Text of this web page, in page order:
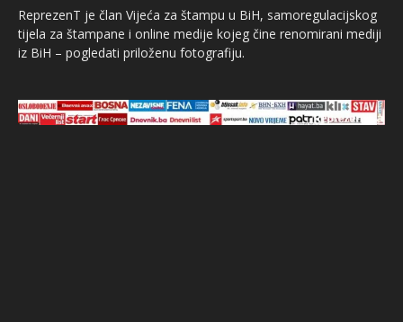
ReprezenT je član Vijeća za štampu u BiH, samoregulacijskog
tijela za štampane i online medije kojeg čine renomirani mediji
iz BiH – pogledati priloženu fotografiju.